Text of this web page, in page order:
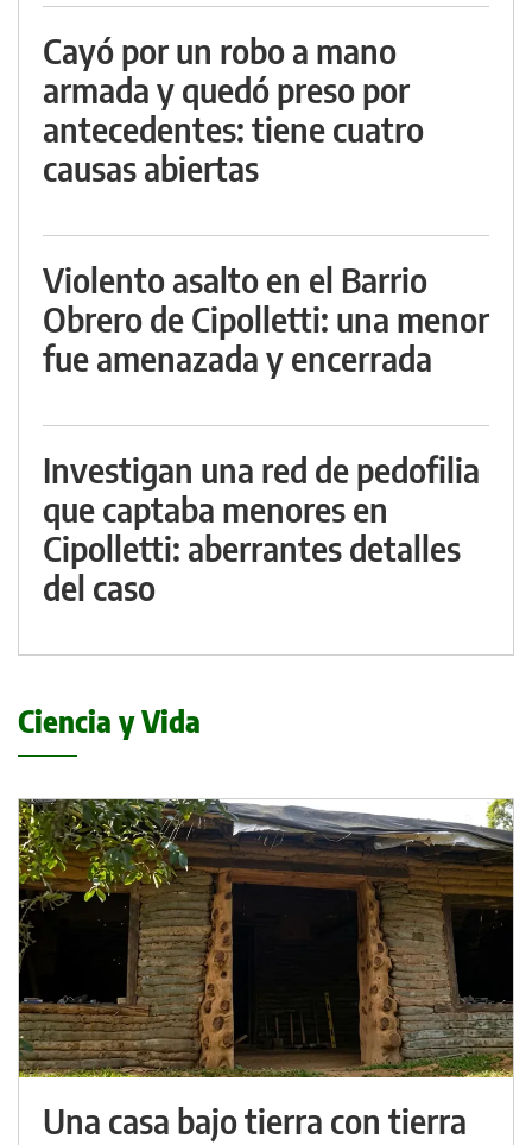
Cayó por un robo a mano
armada y quedó preso por
antecedentes: tiene cuatro
causas abiertas
Violento asalto en el Barrio
Obrero de Cipolletti: una menor
fue amenazada y encerrada
Investigan una red de pedofilia
que captaba menores en
Cipolletti: aberrantes detalles
del caso
Ciencia y Vida
Una casa bajo tierra con tierra